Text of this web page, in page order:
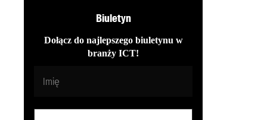
Biuletyn
Dołącz do najlepszego biuletynu w
branży ICT!